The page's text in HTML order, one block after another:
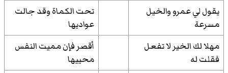
يقول لي عمرو والخيل
مسرعة
تحت الكماة وقد جالت
عواديها
مهلا لك الخير لا تفعل
فقلت له
أقصر فإن مميت النفس
محييها